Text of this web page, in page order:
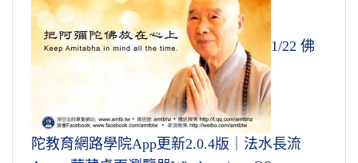
1/22 佛
陀教育網路學院App更新2.0.4版｜法水長流